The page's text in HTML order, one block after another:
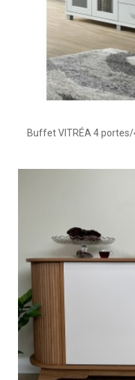
Buffet VITRÉA 4 portes/